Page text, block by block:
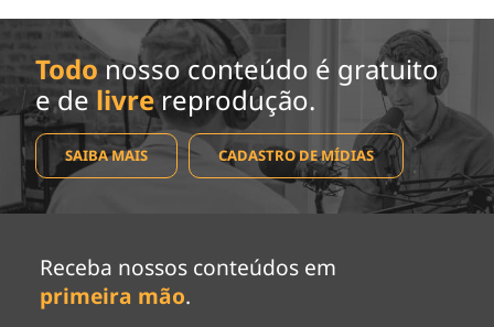
Todo nosso conteúdo é gratuito
e de livrereprodução.
SAIBA MAIS CADASTRO DE MÍDIAS
Receba nossos conteúdos em
primeira mão.